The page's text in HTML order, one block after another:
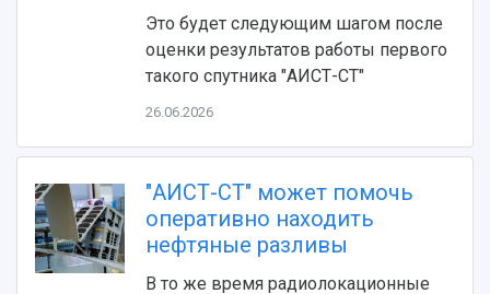
НАЗАД
Это будет следующим шагом после
оценки результатов работы первого
такого спутника "АИСТ-СТ"
26.06.2026
"АИСТ-СТ" может помочь
оперативно находить
нефтяные разливы
В то же время радиолокационные